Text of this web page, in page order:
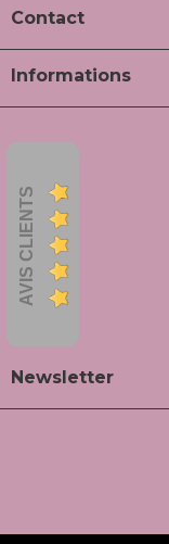
Contact
Informations
AVIS CLIENTS
Newsletter